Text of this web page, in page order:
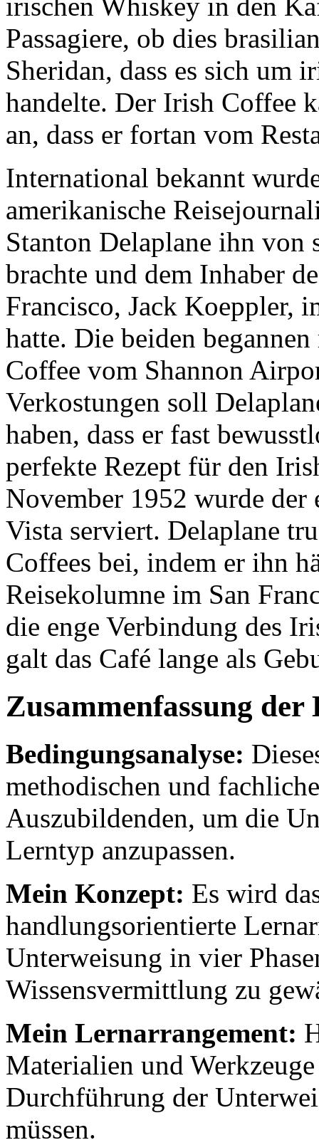
Passagiere, ob dies
Sheridan, dass es sich um
handelte. Der Irish Coffee
an, dass er fortan vom
International bekannt
amerikanische
Stanton Delaplane ihn von
brachte und dem Inhaber
Francisco, Jack Koeppler,
hatte. Die beiden
Coffee vom Shannon
Verkostungen soll
haben, dass er fast
perfekte Rezept für den
November 1952 wurde der
Vista serviert. Delaplane
Coffees bei, indem er ihn
Reisekolumne im San
die enge Verbindung des
galt das Café lange als
Zusammenfassung der
Bedingungsanalyse:
methodischen und
Auszubildenden, um die
Lerntyp anzupassen.
Mein Konzept: Es wird
handlungsorientierte
Unterweisung in vier
Wissensvermittlung zu
Mein Lernarrangement:
Materialien und
Durchführung der
müssen.